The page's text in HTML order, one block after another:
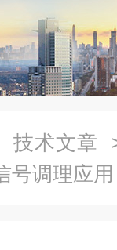
技术文章
号调理应用